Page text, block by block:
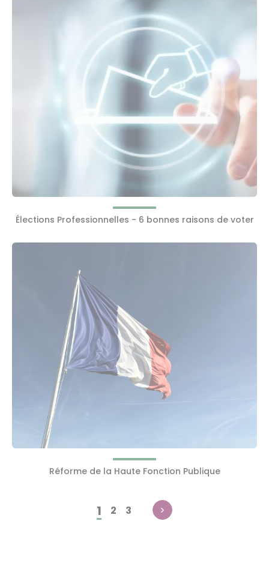
Élections Professionnelles - 6 bonnes raisons de voter
Réforme de la Haute Fonction Publique
Page
1 Page
2 Page
3